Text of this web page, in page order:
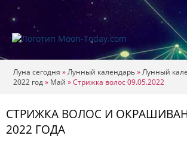
Луна сегодня »Лунный календарь»Лунный
2022 год» Май »Стрижка волос 09.05.2022
СТРИЖКА ВОЛОС И
2022 ГОДА